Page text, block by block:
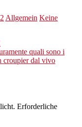
Allgemein Keine
quali sono i
croupier dal vivo
Erforderliche